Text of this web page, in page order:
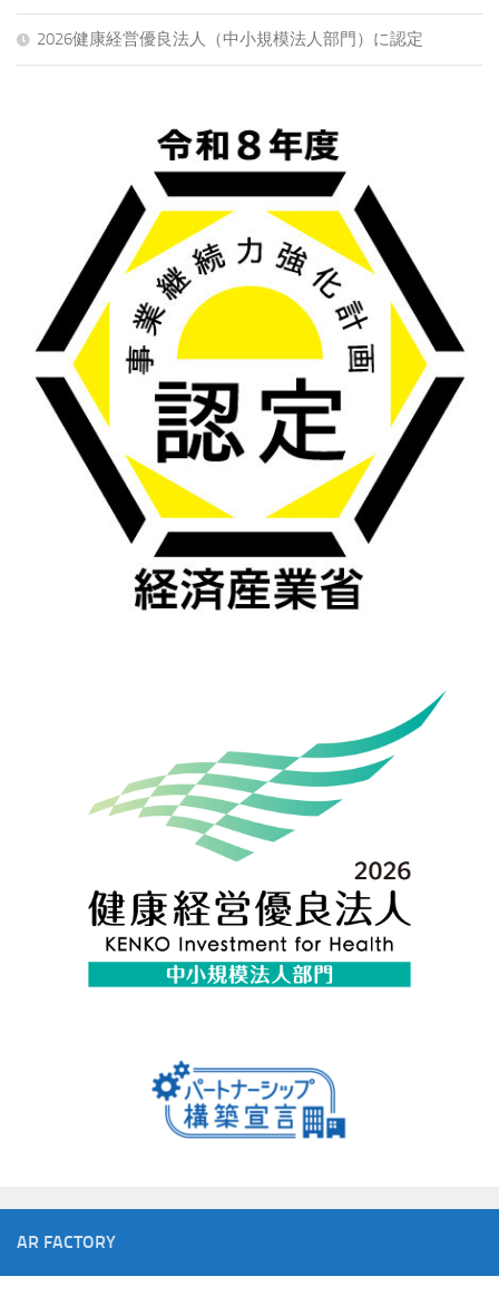
2026健康経営優良法人（中小規模法人部門）に認定
AR FACTORY